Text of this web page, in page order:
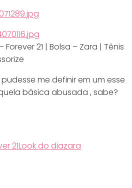
21 | Bolsa – Zara | Tênis
me definir em um esse
básica abusada , sabe?
21Look do diazara